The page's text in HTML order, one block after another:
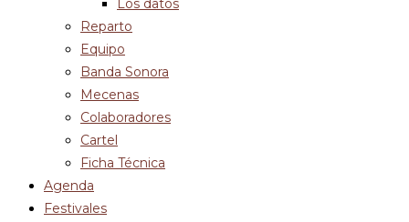
Los datos
Reparto
Equipo
Banda Sonora
Mecenas
Colaboradores
Cartel
Ficha Técnica
Agenda
Festivales